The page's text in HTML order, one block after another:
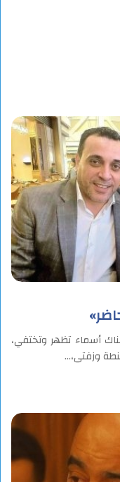
أسماء تظهر وتختفي،
وزفتى،…